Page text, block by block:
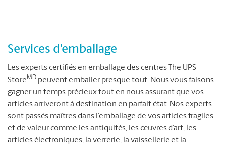
Services d’emballage
Les experts certifiés en emballage des centres The UPS
StoreMD peuvent emballer presque tout. Nous vous faisons
gagner un temps précieux tout en nous assurant que vos
articles arriveront à destination en parfait état. Nos experts
sont passés maîtres dans l’emballage de vos articles fragiles
et de valeur comme les antiquités, les œuvres d’art, les
articles électroniques, la verrerie, la vaissellerie et la